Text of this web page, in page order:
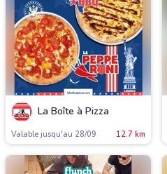
La Boîte à Pizza
Valable jusqu'au 28/09 12.7 km